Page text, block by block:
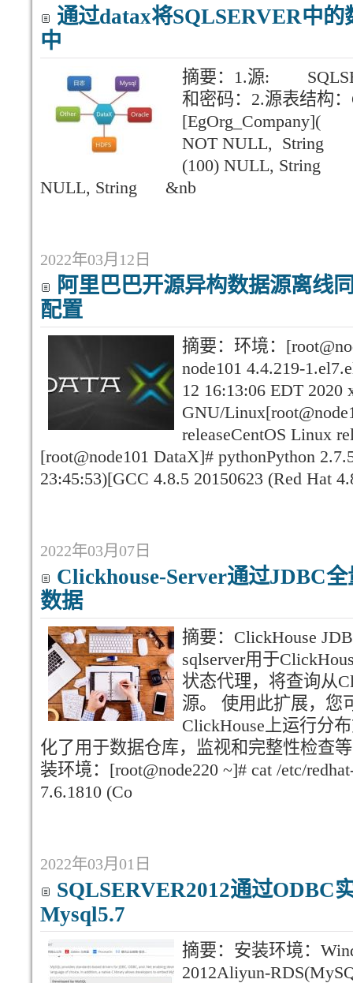
通过datax将SQLSERVER中
中
摘要：1.源:
和密码：2.源表结构
[EgOrg_Company](
NOT NULL, String
(100) NULL, String
NULL, String &nb
2022年03月12日
阿里巴巴开源异构数据源离线
配置
摘要：环境：
node101 4.4.219-
12 16:13:06 EDT 2020
GNU/
releaseCentOS Linux
[root@node101 DataX]# pythonPython
23:45:53)[GCC 4.8.5 20150623 (Red Hat
2022年03月07日
Clickhouse-Server通过JDBC
数据
摘要：ClickHouse
sqlserver用于
状态代理，将查询从
源。 使用此扩展，您
ClickHouse上运行分
化了用于数据仓库，监视和完整性检查
装环境：[root@node220 ~]# cat /etc/
7.6.1810 (Co
2022年03月01日
SQLSERVER2012通过ODBC
Mysql5.7
摘要：安装环境：
2012Aliyun-